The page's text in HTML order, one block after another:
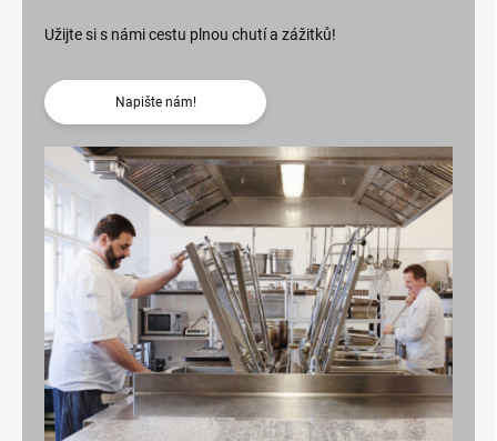
Užijte si s námi cestu plnou chutí a zážitků!
Napište nám!